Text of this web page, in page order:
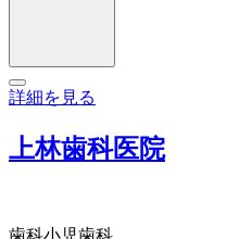
詳細を見る
上林歯科医院
歯科小児歯科